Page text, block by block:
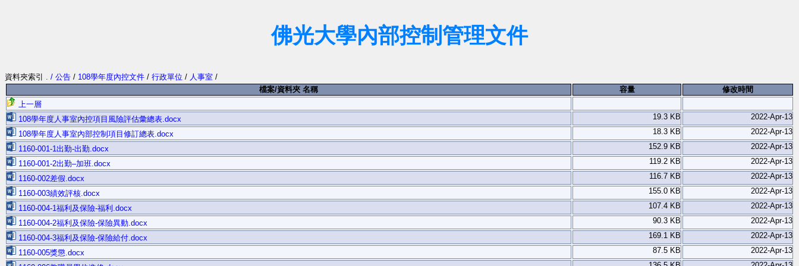
佛光大學內部控制管理文件
資料夾索引 . / 公告 / 108學年度內控文件 / 行政單位 / 人事室 /
檔案/資料夾 名稱
容量
修改時間
上一層
108學年度人事室內控項目風險評估彙總表.docx
19.3 KB
2022-Apr-13
108學年度人事室內部控制項目修訂總表.docx
18.3 KB
2022-Apr-13
1160-001-1出勤-出勤.docx
152.9 KB
2022-Apr-13
1160-001-2出勤–加班.docx
119.2 KB
2022-Apr-13
1160-002差假.docx
116.7 KB
2022-Apr-13
1160-003績效評核.docx
155.0 KB
2022-Apr-13
1160-004-1福利及保險-福利.docx
107.4 KB
2022-Apr-13
1160-004-2福利及保險-保險異動.docx
90.3 KB
2022-Apr-13
1160-004-3福利及保險-保險給付.docx
169.1 KB
2022-Apr-13
1160-005獎懲.docx
87.5 KB
2022-Apr-13